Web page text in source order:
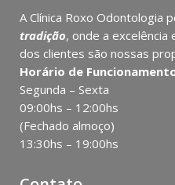
A Clínica Roxo Odontologia
tradição, onde a excelência
dos clientes são nossas
Horário de
Segunda – Sexta
09:00hs – 12:00hs
(Fechado almoço)
13:30hs – 19:00hs